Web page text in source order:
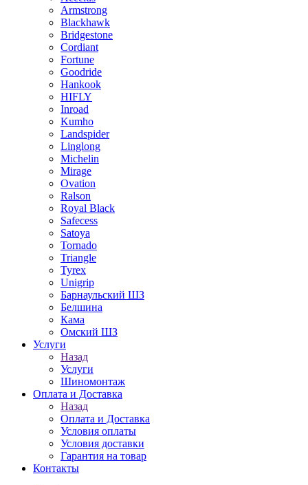
Armstrong
Blackhawk
Bridgestone
Cordiant
Fortune
Goodride
Hankook
HIFLY
Inroad
Kumho
Landspider
Linglong
Michelin
Mirage
Ovation
Ralson
Royal Black
Safecess
Satoya
Tornado
Triangle
Tyrex
Unigrip
Барнаульский ШЗ
Белшина
Кама
Омский ШЗ
Услуги
Назад
Услуги
Шиномонтаж
Оплата и Доставка
Назад
Оплата и Доставка
Условия оплаты
Условия доставки
Гарантия на товар
Контакты